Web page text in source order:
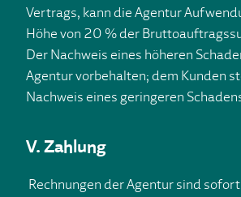
Vertrags, kann die Agentur
Höhe von 20 % der
Der Nachweis eines höheren
Agentur vorbehalten; dem Kunden
Nachweis eines geringeren
V. Zahlung
Rechnungen der Agentur sind